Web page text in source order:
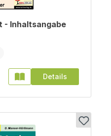
- Inhaltsangabe
Details